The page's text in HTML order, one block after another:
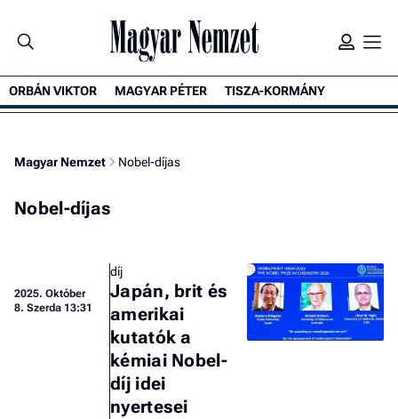
ORBÁN VIKTOR MAGYAR PÉTER TISZA-KORMÁNY
Magyar Nemzet Nobel-díjas
Nobel-díjas
2025. Október
8. Szerda 13:31
díj
Japán, brit és
amerikai
kutatók a
kémiai Nobel-
díj idei
nyertesei